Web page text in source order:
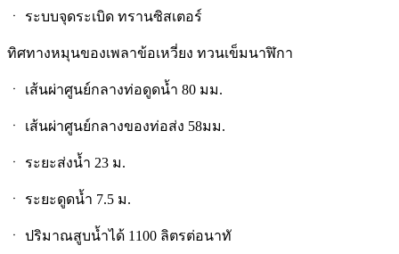
ㆍ ระบบจุดระเบิด ทรานซิสเตอร์
ทิศทางหมุนของเพลาข้อเหวี่ยง ทวนเข็มนาฬิกา
ㆍ เส้นผ่าศูนย์กลางท่อดูดน้ำ 80 มม.
ㆍ เส้นผ่าศูนย์กลางของท่อส่ง 58มม.
ㆍ ระยะส่งน้ำ 23 ม.
ㆍ ระยะดูดน้ำ 7.5 ม.
ㆍ ปริมาณสูบน้ำได้ 1100 ลิตรต่อนาทั